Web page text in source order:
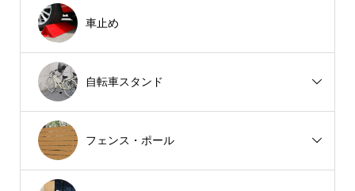
車止め
自転車スタンド
フェンス・ポール